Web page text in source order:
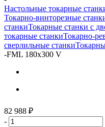
Настольные токарные
Токарно-винторезные
станкиТокарные станки с
токарные станкиТокарно-
сверлильные станки
-FML 180х300 V
82 988 ₽
-